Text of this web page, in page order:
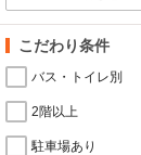
こだわり条件
バス・トイレ別
2階以上
駐車場あり